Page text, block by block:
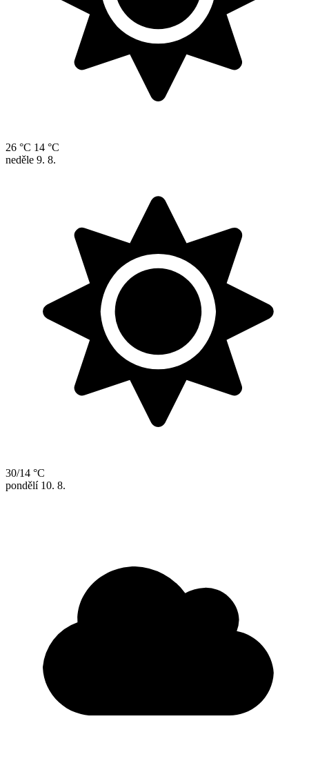
26 °C 14 °C
neděle 9. 8.
30/14 °C
pondělí 10. 8.